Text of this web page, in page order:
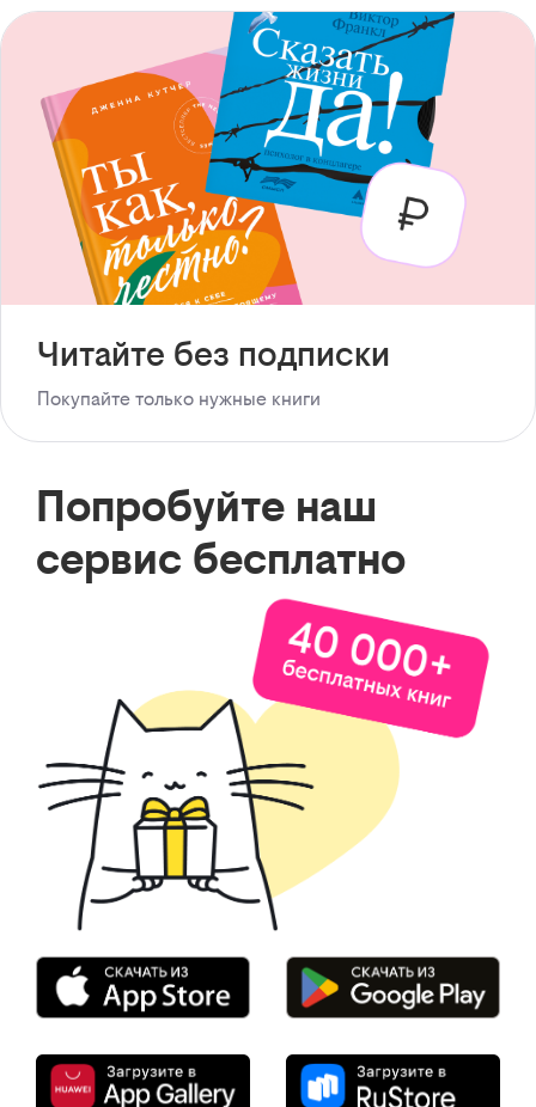
Читайте без подписки
Покупайте только нужные книги
Попробуйте наш
сервис бесплатно